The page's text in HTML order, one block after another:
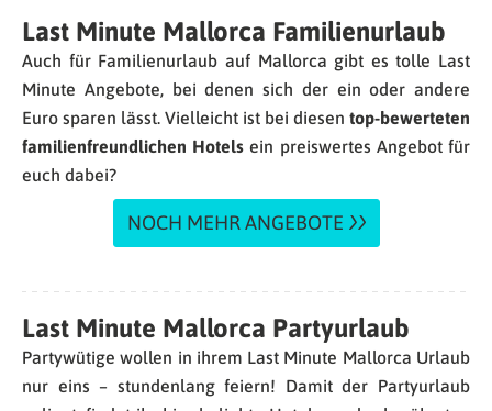
Last Minute Mallorca Familienurlaub
Auch für Familienurlaub auf Mallorca gibt es tolle Last
Minute Angebote, bei denen sich der ein oder andere
Euro sparen lässt. Vielleicht ist bei diesen top-bewerteten
familienfreundlichen Hotels ein preiswertes Angebot für
euch dabei?
NOCH MEHR ANGEBOTE
Last Minute Mallorca Partyurlaub
Partywütige wollen in ihrem Last Minute Mallorca Urlaub
nur eins – stundenlang feiern! Damit der Partyurlaub